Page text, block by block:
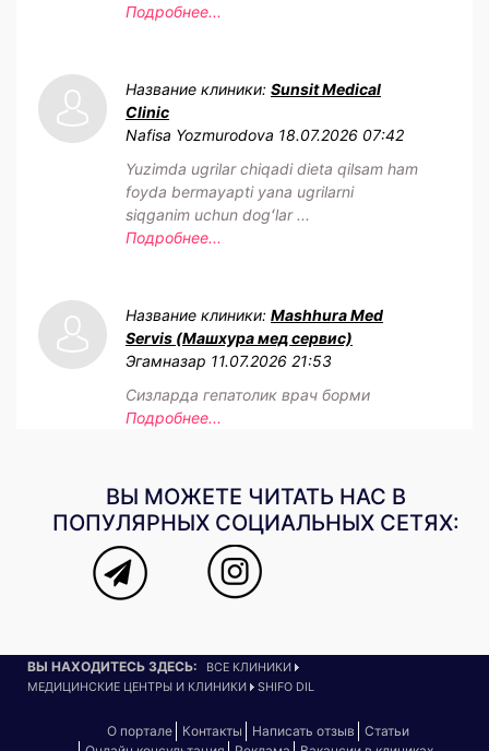
Подробнее...
Название клиники: Sunsit Medical
Clinic
Nafisa Yozmurodova 18.07.2026 07:42
Yuzimda ugrilar chiqadi dieta qilsam ham
foyda bermayapti yana ugrilarni
siqganim uchun dogʻlar ...
Подробнее...
Название клиники: Mashhura Med
Servis (Машхура мед сервис)
Эгамназар 11.07.2026 21:53
Сизларда гепатолик врач борми
Подробнее...
ВЫ МОЖЕТЕ ЧИТАТЬ НАС В
ПОПУЛЯРНЫХ СОЦИАЛЬНЫХ СЕТЯХ:
ВЫ НАХОДИТЕСЬ ЗДЕСЬ:
ВСЕ КЛИНИКИ
МЕДИЦИНСКИЕ ЦЕНТРЫ И КЛИНИКИ
SHIFO DIL
О портале Контакты Написать отзыв
Статьи